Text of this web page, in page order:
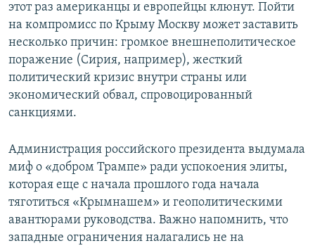
этот раз американцы и европейцы клюнут. Пойти
на компромисс по Крыму Москву может заставить
несколько причин: громкое внешнеполитическое
поражение (Сирия, например), жесткий
политический кризис внутри страны или
экономический обвал, спровоцированный
санкциями.
Администрация российского президента выдумала
миф о «добром Трампе» ради успокоения элиты,
которая еще с начала прошлого года начала
тяготиться «Крымнашем» и геополитическими
авантюрами руководства. Важно напомнить, что
западные ограничения налагались не на